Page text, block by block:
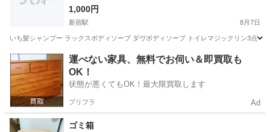
1,000円
新宿駅 8月7日
いち髪シャンプー ラックスボディソープ ダヴボディソープ トイレマジックリン3点
東京 新宿区 新宿駅 家庭用品 いち髪
運べない家具、無料でお伺い＆即買取も
OK！
状態が悪くてもOK！最大限買取します
プリフラ Ad
ゴミ箱